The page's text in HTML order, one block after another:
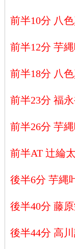
前半10分 八
前半12分 芋
前半18分 八
前半23分 福
前半26分 芋
前半AT 辻綸
後半6分 芋縄
後半40分 藤
後半44分 高